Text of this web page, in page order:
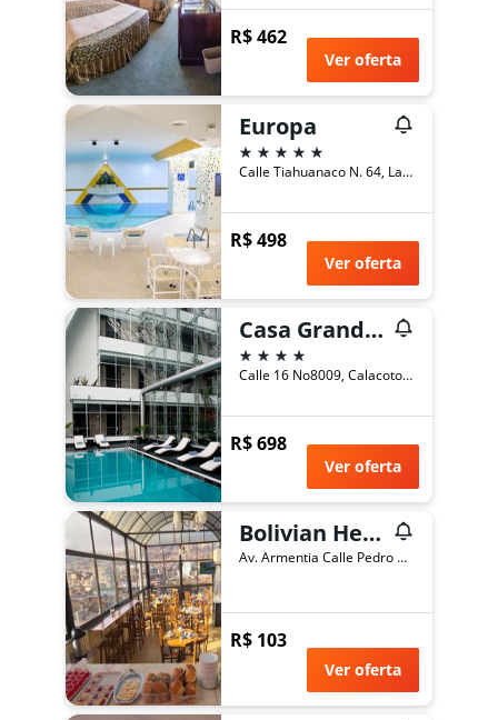
R$ 462
Ver oferta
Europa
5 estrelas
Calle Tiahuanaco N. 64, La Paz, Bolívia
R$ 498
Ver oferta
Casa Grande Hotel
4 estrelas
Calle 16 No8009, Calacoto, La Paz, Bolívia
R$ 698
Ver oferta
Bolivian Heights Hostel
Av. Armentia Calle Pedro Kramer N 775, La Paz, Bolívia
R$ 103
Ver oferta